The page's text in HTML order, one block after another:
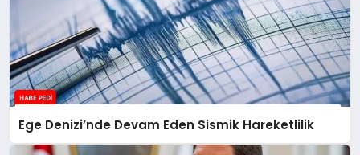
Ege Denizi’nde Devam Eden Sismik Hareketlilik